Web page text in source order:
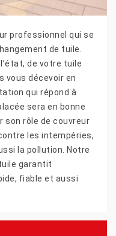
professionnel qui se
de tuile.
de votre tuile
vous décevoir en
qui répond à
sera en bonne
son rôle de couvreur
les intempéries,
la pollution. Notre
garantit
fiable et aussi